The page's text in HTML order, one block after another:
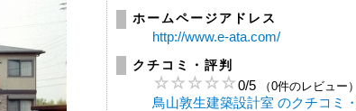
ホームページアドレス
http://www.e-ata.com/
クチコミ・評判
0/5 （0件のレビュー）
鳥山敦生建築設計室 のクチコミ